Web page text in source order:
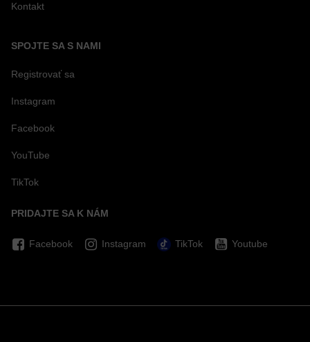
Kontakt
SPOJTE SA S NAMI
Registrovať sa
Instagram
Facebook
YouTube
TikTok
PRIDAJTE SA K NÁM
Facebook Instagram TikTok Youtube